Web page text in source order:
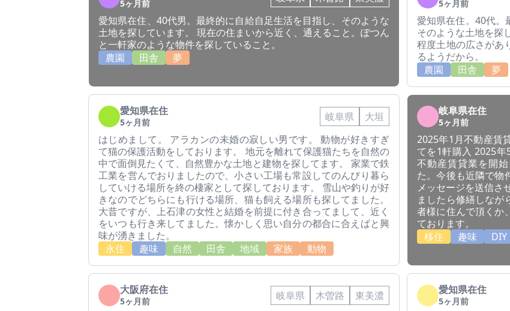
5ヶ月前
愛知県在住、40代男。最終的に自給自足生活を目指し、そのような
土地を探しています。 現在の住まいから近く、通えること。ぽつん
と一軒家のような物件を探していること。
農園
田舎 夢
5ヶ月前
愛知県在住。40代。
そのような土地を探
程度土地の広さがあ
るようだから。
農園
田舎 夢
愛知県在住
5ヶ月前 岐阜県
大垣
はじめまして。 アラカンの未婚の寂しい男です。 動物が好きすぎ
て猫の保護活動をしております。 地元を離れて保護猫たちを自然の
中で面倒見たくて、自然豊かな土地と建物を探してます。 家業で鉄
工業を営んでおりましたので、小さい工場も常設してのんびり暮ら
していける場所を終の棲家として探しております。 雪山や釣りが好
きなのでどちらにも行ける場所、猫も飼える場所も探してました。
大昔ですが、上石津の女性と結婚を前提に付き合ってまして、近く
をいつも行き来してました。懐かしく思い自分の都合に合えばと興
味が湧きました。
永住
趣味 自然 田舎 地域 家族 動物
岐阜県在住
5ヶ月前
2025年1月不動産賃
てを1軒購入 2025
不動産賃貸業を開
た。今後も近隣で物
メッセージを送信さ
ましたら修繕しなが
者様に住んで頂くか
ております。
移住
趣味 DIY
大阪府在住
5ヶ月前 岐阜県 木曽路
東美濃
愛知県在住
5ヶ月前